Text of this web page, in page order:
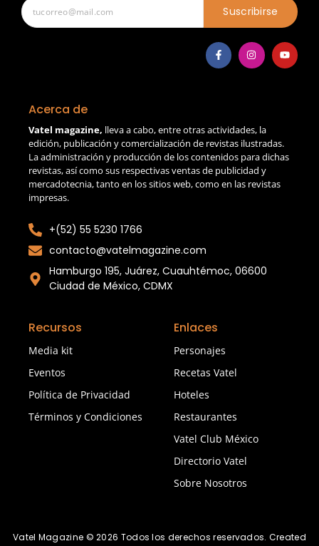
Suscribirse
Acerca de
Vatel magazine, lleva a cabo, entre otras actividades, la
edición, publicación y comercialización de revistas ilustradas.
La administración y producción de los contenidos para dichas
revistas, así como sus respectivas ventas de publicidad y
mercadotecnia, tanto en los sitios web, como en las revistas
impresas.
+(52) 55 5230 1766
contacto@vatelmagazine.com
Hamburgo 195, Juárez, Cuauhtémoc, 06600
Ciudad de México, CDMX
Recursos
Media kit
Eventos
Política de Privacidad
Términos y Condiciones
Enlaces
Personajes
Recetas Vatel
Hoteles
Restaurantes
Vatel Club México
Directorio Vatel
Sobre Nosotros
Vatel Magazine © 2026 Todos los derechos reservados. Created